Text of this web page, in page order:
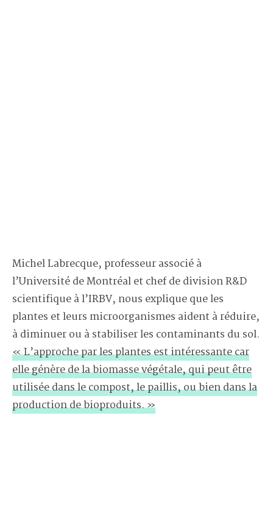
Michel Labrecque, professeur associé à
l’Université de Montréal et chef de division R&D
scientifique à l’IRBV, nous explique que les
plantes et leurs microorganismes aident à réduire,
à diminuer ou à stabiliser les contaminants du sol.
« L’approche par les plantes est intéressante car
elle génère de la biomasse végétale, qui peut être
utilisée dans le compost, le paillis, ou bien dans la
production de bioproduits. »